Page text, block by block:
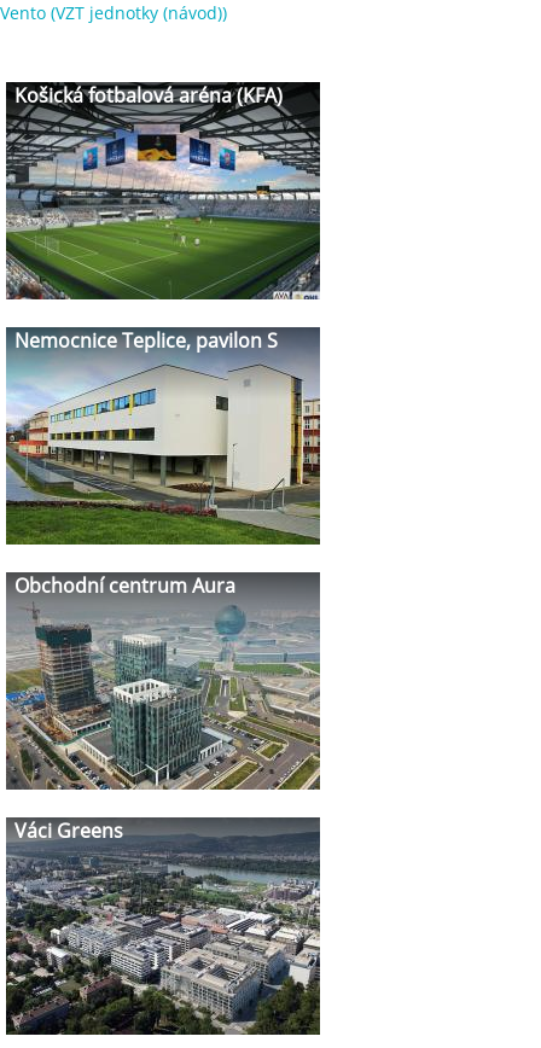
Vento (VZT jednotky (návod))
Košická fotbalová aréna (KFA)
Nemocnice Teplice, pavilon S
Obchodní centrum Aura
Váci Greens